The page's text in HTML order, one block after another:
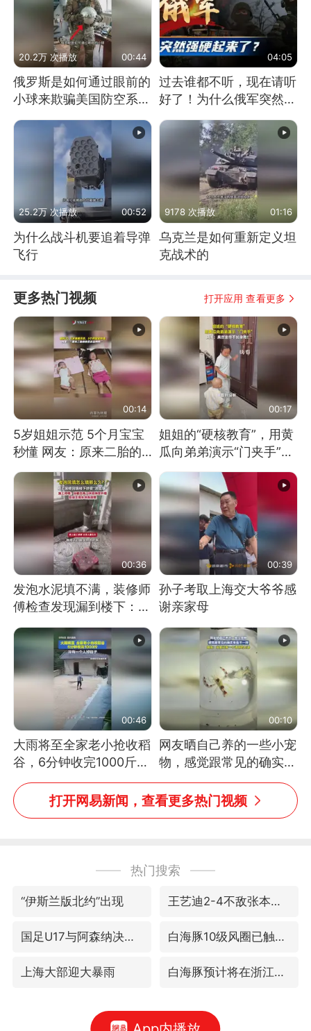
20.2万 次播放 00:44
俄罗斯是如何通过眼前的
小球来欺骗美国防空系统
04:05
过去谁都不听，现在请听
好了！为什么俄军突然强
25.2万 次播放 00:52
为什么战斗机要追着导弹
飞行
9178 次播放 01:16
乌克兰是如何重新定义坦
克战术的
更多热门视频 打开应用 查看更多
00:14
5岁姐姐示范 5个月宝宝
秒懂 网友：原来二胎的
快乐长这样
00:17
姐姐的“硬核教育”，用黄
瓜向弟弟演示“门夹手”，
网友：果然言传不如身
教！
00:36
发泡水泥填不满，装修师
傅检查发现漏到楼下：出
风口未延伸到外墙
00:39
孙子考取上海交大爷爷感
谢亲家母
00:46
大雨将至全家老小抢收稻
谷，6分钟收完1000斤，
没有一个人掉链子
00:10
网友晒自己养的一些小宠
物，感觉跟常见的确实有
些不一样
打开网易新闻，查看更多热门视频
热门搜索
“伊斯兰版北约”出现 王艺迪2-4不敌张本美和止步4强
国足U17与阿森纳决赛取消 并列冠军 白海豚10级风圈已触及浙江
上海大部迎大暴雨 白海豚预计将在浙江苍南到三门一带登陆